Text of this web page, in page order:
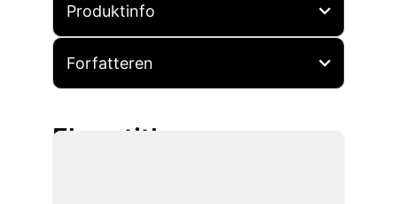
Produktinfo
Forfatteren
Flere titler